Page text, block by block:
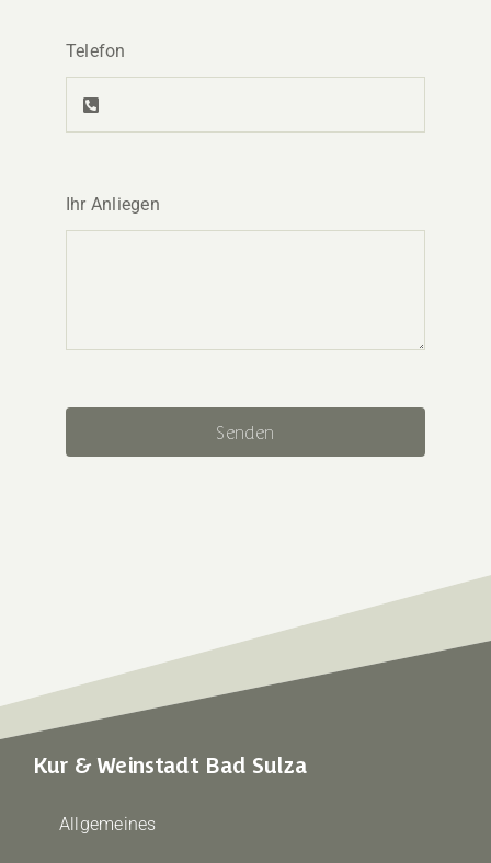
Telefon
Ihr Anliegen
Senden
Kur & Weinstadt Bad Sulza
Allgemeines